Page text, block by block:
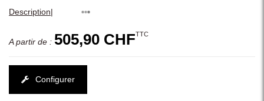
Description|
A partir de : 505,90 CHFTTC
Configurer